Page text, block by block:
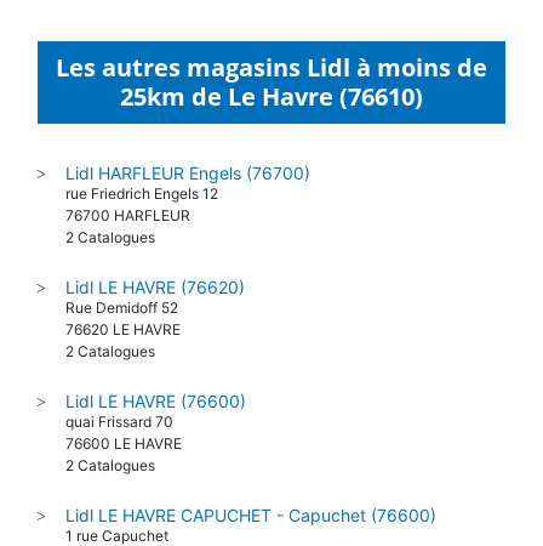
Les autres magasins Lidl à moins de
25km de Le Havre (76610)
> Lidl HARFLEUR Engels (76700)
rue Friedrich Engels 12
76700 HARFLEUR
2 Catalogues
> Lidl LE HAVRE (76620)
Rue Demidoff 52
76620 LE HAVRE
2 Catalogues
> Lidl LE HAVRE (76600)
quai Frissard 70
76600 LE HAVRE
2 Catalogues
> Lidl LE HAVRE CAPUCHET - Capuchet (76600)
1 rue Capuchet